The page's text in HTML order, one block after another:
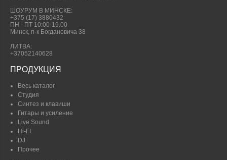
ШОУРУМ В МИНСКЕ:
+375 (17) 3880432
ПН - ПТ 10:00-19.00
Минск, п-к Богдановича 38
ЛИТВА:
+37052140628
ПРОДУКЦИЯ
Весь каталог
Студия
Синтез и клавиши
Гитары и усиление
Live Sound
Hi-FI
DJ
Прочее